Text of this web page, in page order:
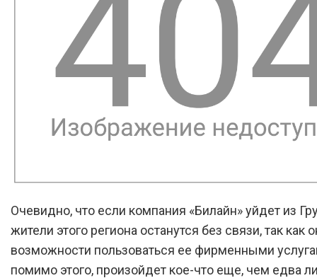
Очевидно, что если компания «Билайн» уйдет из
жители этого региона останутся без связи, так как
возможности пользоваться ее фирменными
помимо этого, произойдет кое-что еще, чем едва